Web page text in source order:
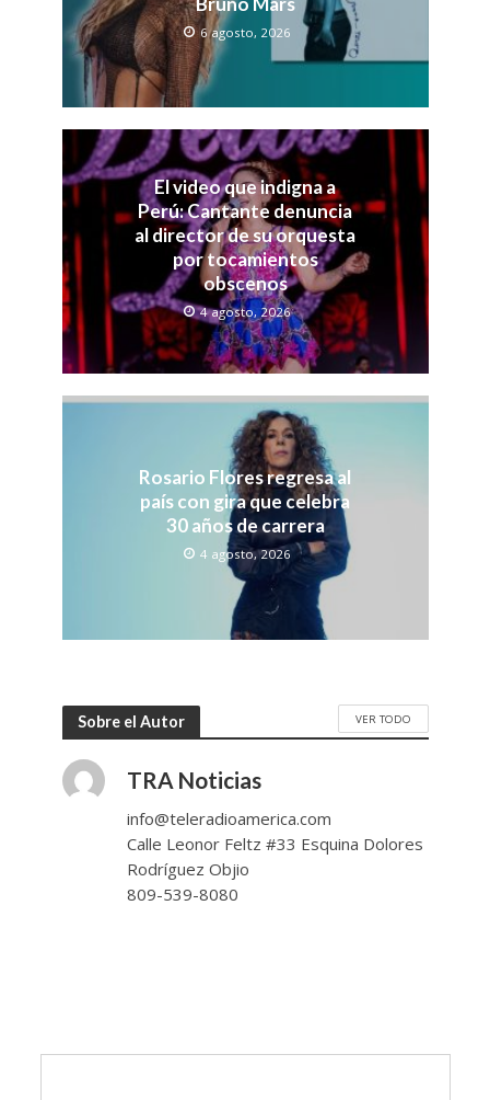
6 agosto, 2026
El video que indigna a
Perú: Cantante denuncia
al director de su orquesta
por tocamientos
obscenos
4 agosto, 2026
Rosario Flores regresa al
país con gira que celebra
30 años de carrera
4 agosto, 2026
Sobre el Autor VER TODO
TRA Noticias
info@teleradioamerica.com
Calle Leonor Feltz #33 Esquina Dolores
Rodríguez Objio
809-539-8080